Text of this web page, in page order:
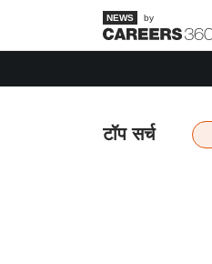
by
टॉप सर्च